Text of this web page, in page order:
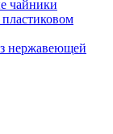
чайники
нержавеющей